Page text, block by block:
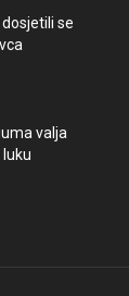
se
valja